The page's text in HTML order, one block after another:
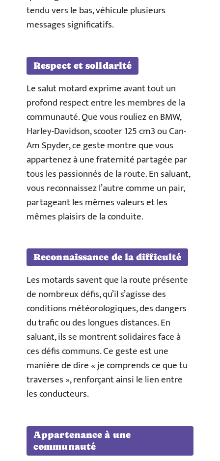
tendu vers le bas, véhicule plusieurs
messages significatifs.
Respect et solidarité
Le salut motard exprime avant tout un
profond respect entre les membres de la
communauté. Que vous rouliez en BMW,
Harley-Davidson, scooter 125 cm3 ou Can-
Am Spyder, ce geste montre que vous
appartenez à une fraternité partagée par
tous les passionnés de la route. En saluant,
vous reconnaissez l’autre comme un pair,
partageant les mêmes valeurs et les
mêmes plaisirs de la conduite.
Reconnaissance de la difficulté
Les motards savent que la route présente
de nombreux défis, qu’il s’agisse des
conditions météorologiques, des dangers
du trafic ou des longues distances. En
saluant, ils se montrent solidaires face à
ces défis communs. Ce geste est une
manière de dire « je comprends ce que tu
traverses », renforçant ainsi le lien entre
les conducteurs.
Appartenance à une
communauté